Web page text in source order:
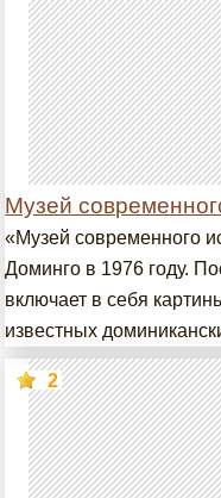
Музей
«Музей современного
Доминго в 1976 году.
включает в себя
известных
2